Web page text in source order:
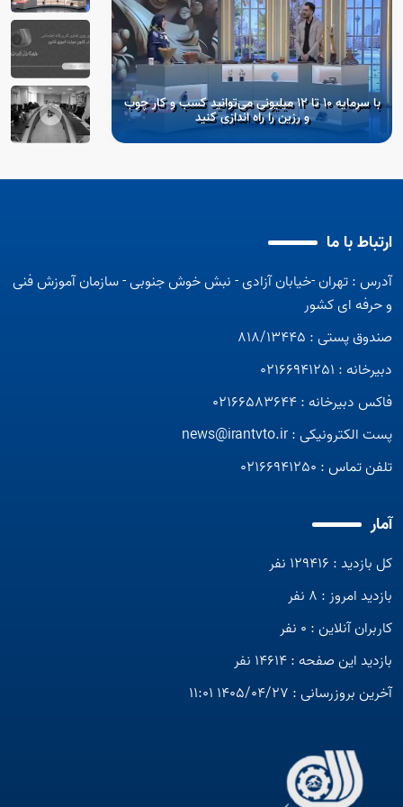
با سرمایه ۱۰ تا ۱۲ میلیونی می‌توانید کسب و کار چوب
و رزین را راه اندازی کنید
نشست شورای
و حرفه‌ای کشور با
کار و رفاه
سازمان
اینفوگرافی استخدام
ارتباط با ما
آدرس : تهران -خیابان آزادی - نبش خوش جنوبی - سازمان آموزش فنی
و حرفه ای کشور
صندوق پستی : 818/13445
دبیرخانه : 02166941251
فاکس دبیرخانه : 02166583644
پست الکترونیکی :news@irantvto.ir
تلفن تماس : 02166941250
آمار
کل بازدید : 129416 نفر
بازدید امروز : 8 نفر
کاربران آنلاین : 0 نفر
بازدید این صفحه : 14614 نفر
آخرین بروزرسانی : 1405/04/27 11:01